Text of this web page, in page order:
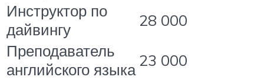
Инструктор по
дайвингу
28 000
Преподаватель
английского языка 23 000